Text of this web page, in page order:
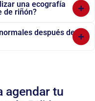
una ecografía
de riñón?
después de
agendar tu